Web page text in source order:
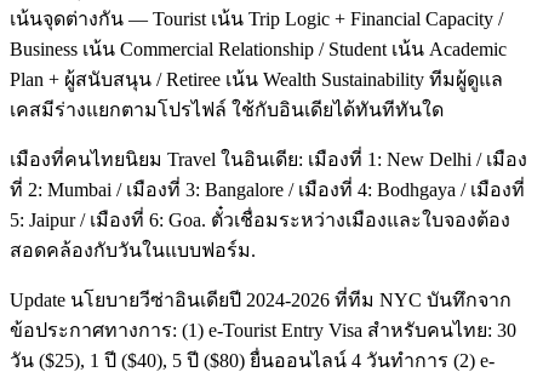
เน้นจุดต่างกัน — Tourist เน้น Trip Logic + Financial Capacity /
Business เน้น Commercial Relationship / Student เน้น Academic
Plan + ผู้สนับสนุน / Retiree เน้น Wealth Sustainability ทีมผู้ดูแล
เคสมีร่างแยกตามโปรไฟล์ ใช้กับอินเดียได้ทันทีทันใด
เมืองที่คนไทยนิยม Travel ในอินเดีย: เมืองที่ 1: New Delhi / เมือง
ที่ 2: Mumbai / เมืองที่ 3: Bangalore / เมืองที่ 4: Bodhgaya / เมืองที่
5: Jaipur / เมืองที่ 6: Goa. ตั๋วเชื่อมระหว่างเมืองและใบจองต้อง
สอดคล้องกับวันในแบบฟอร์ม.
Update นโยบายวีซ่าอินเดียปี 2024-2026 ที่ทีม NYC บันทึกจาก
ข้อประกาศทางการ: (1) e-Tourist Entry Visa สำหรับคนไทย: 30
วัน ($25), 1 ปี ($40), 5 ปี ($80) ยื่นออนไลน์ 4 วันทำการ (2) e-